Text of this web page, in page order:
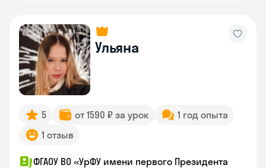
Ульяна
5 от 1590 ₽ за урок
1 год опыта
1 отзыв
ФГАОУ ВО «УрФУ имени первого Президента